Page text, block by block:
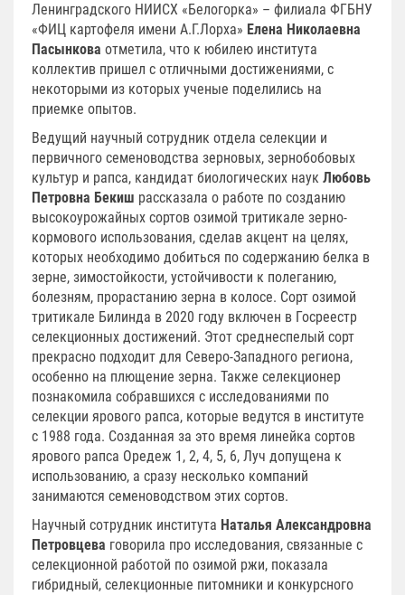
Ленинградского НИИСХ «Белогорка» – филиала ФГБНУ
«ФИЦ картофеля имени А.Г.Лорха» Елена Николаевна
Пасынкова отметила, что к юбилею института
коллектив пришел с отличными достижениями, с
некоторыми из которых ученые поделились на
приемке опытов.
Ведущий научный сотрудник отдела селекции и
первичного семеноводства зерновых, зернобобовых
культур и рапса, кандидат биологических наук Любовь
Петровна Бекиш рассказала о работе по созданию
высокоурожайных сортов озимой тритикале зерно-
кормового использования, сделав акцент на целях,
которых необходимо добиться по содержанию белка в
зерне, зимостойкости, устойчивости к полеганию,
болезням, прорастанию зерна в колосе. Сорт озимой
тритикале Билинда в 2020 году включен в Госреестр
селекционных достижений. Этот среднеспелый сорт
прекрасно подходит для Северо-Западного региона,
особенно на плющение зерна. Также селекционер
познакомила собравшихся с исследованиями по
селекции ярового рапса, которые ведутся в институте
с 1988 года. Созданная за это время линейка сортов
ярового рапса Оредеж 1, 2, 4, 5, 6, Луч допущена к
использованию, а сразу несколько компаний
занимаются семеноводством этих сортов.
Научный сотрудник института Наталья Александровна
Петровцева говорила про исследования, связанные с
селекционной работой по озимой ржи, показала
гибридный, селекционные питомники и конкурсного